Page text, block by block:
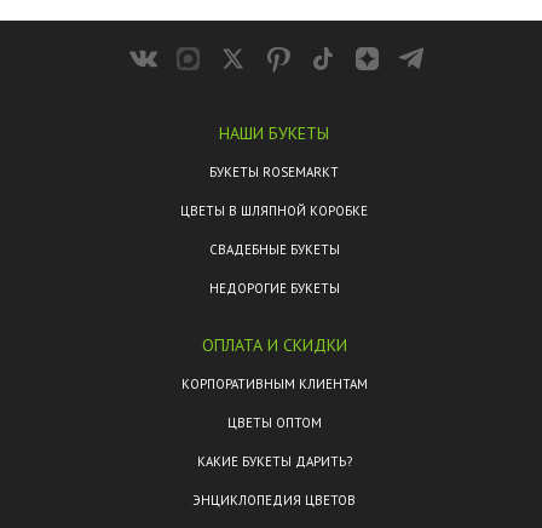
НАШИ БУКЕТЫ
БУКЕТЫ ROSEMARKT
ЦВЕТЫ В ШЛЯПНОЙ КОРОБКЕ
СВАДЕБНЫЕ БУКЕТЫ
НЕДОРОГИЕ БУКЕТЫ
ОПЛАТА И СКИДКИ
КОРПОРАТИВНЫМ КЛИЕНТАМ
ЦВЕТЫ ОПТОМ
КАКИЕ БУКЕТЫ ДАРИТЬ?
ЭНЦИКЛОПЕДИЯ ЦВЕТОВ